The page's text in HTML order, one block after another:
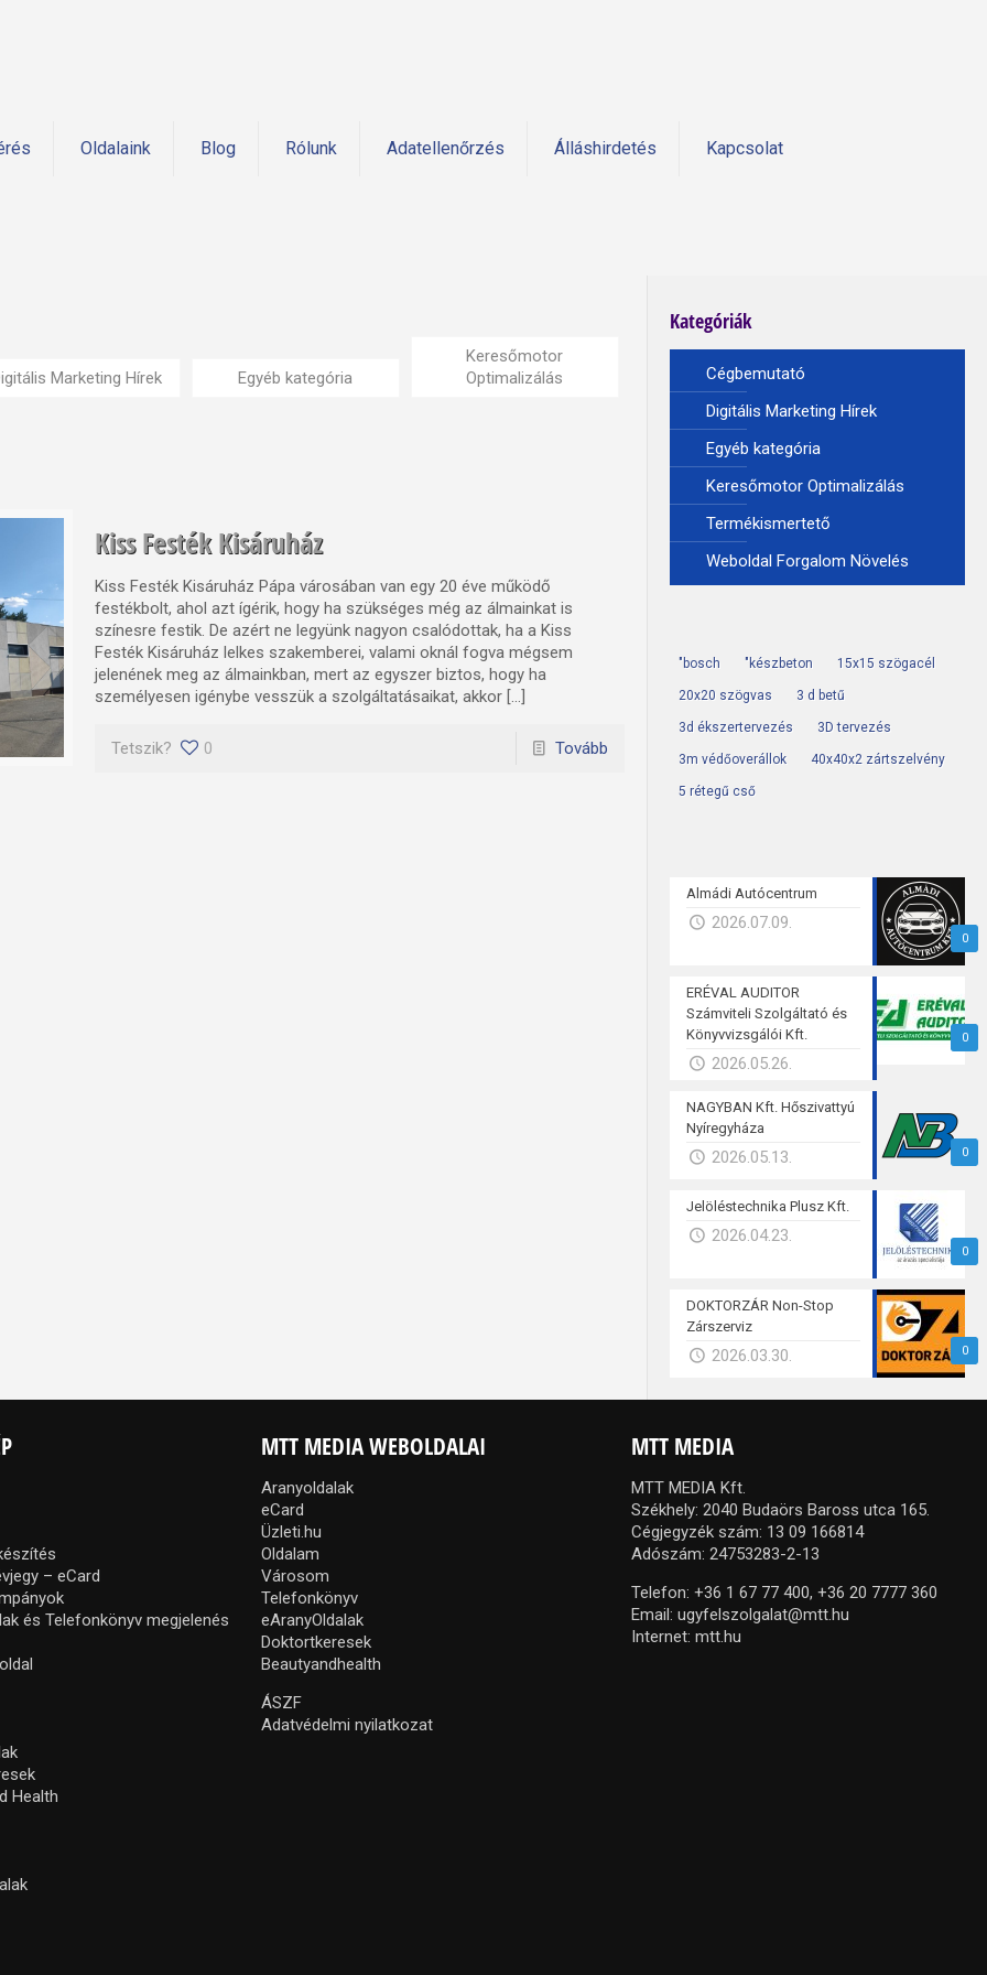
Oldalaink Blog Rólunk Adatellenőrzés Álláshirdetés Kapcsolat
Marketing Hírek Egyéb kategória
Keresőmotor
Optimalizálás
Kiss Festék Kisáruház
Kiss Festék Kisáruház Pápa városában van egy 20 éve működő
festékbolt, ahol azt ígérik, hogy ha szükséges még az álmainkat is
színesre festik. De azért ne legyünk nagyon csalódottak, ha a Kiss
Festék Kisáruház lelkes szakemberei, valami oknál fogva mégsem
jelenének meg az álmainkban, mert az egyszer biztos, hogy ha
személyesen igénybe vesszük a szolgáltatásaikat, akkor […]
Tetszik? 0 Tovább
Kategóriák
Cégbemutató
Digitális Marketing Hírek
Egyéb kategória
Keresőmotor Optimalizálás
Termékismertető
Weboldal Forgalom Növelés
"bosch "készbeton 15x15 szögacél
20x20 szögvas 3 d betű
3d ékszertervezés 3D tervezés
3m védőoverállok 40x40x2 zártszelvény
5 rétegű cső
0
Almádi Autócentrum
2026.07.09.
0
ERÉVAL AUDITOR
Számviteli Szolgáltató és
Könyvvizsgálói Kft.
2026.05.26.
0
NAGYBAN Kft. Hőszivattyú
Nyíregyháza
2026.05.13.
0
Jelöléstechnika Plusz Kft.
2026.04.23.
0
DOKTORZÁR Non-Stop
Zárszerviz
2026.03.30.
– eCard
és Telefonkönyv megjelenés
Health
MTT MEDIA WEBOLDALAI
Aranyoldalak
eCard
Üzleti.hu
Oldalam
Városom
Telefonkönyv
eAranyOldalak
Doktortkeresek
Beautyandhealth
ÁSZF
Adatvédelmi nyilatkozat
MTT MEDIA
MTT MEDIA Kft.
Székhely: 2040 Budaörs Baross utca 165.
Cégjegyzék szám: 13 09 166814
Adószám: 24753283-2-13
Telefon:+36 1 67 77 400, +36 20 7777 360
Email:ugyfelszolgalat@mtt.hu
Internet:mtt.hu